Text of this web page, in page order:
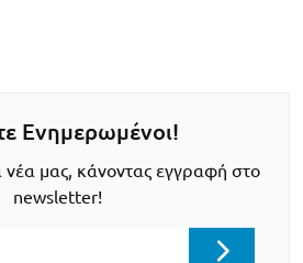
Ενημερωμένοι!
μας, κάνοντας εγγραφή στο
newsletter!